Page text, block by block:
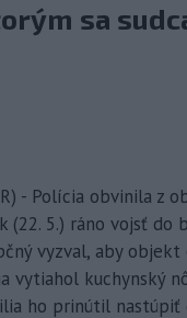
sa
- Polícia obvinila z
(22. 5.) ráno vojsť do
vyzval, aby
vytiahol kuchynský
ho prinútil